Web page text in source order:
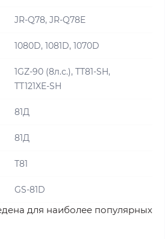
JR-Q78, JR-Q78E
1080D, 1081D, 1070D
1GZ-90 (8л.с.), TT81-SH,
TT121XE-SH
81Д
81Д
Т81
GS-81D
для наиболее популярных